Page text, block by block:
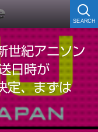
SEARCH
紀アニソン
日時が
、まずは